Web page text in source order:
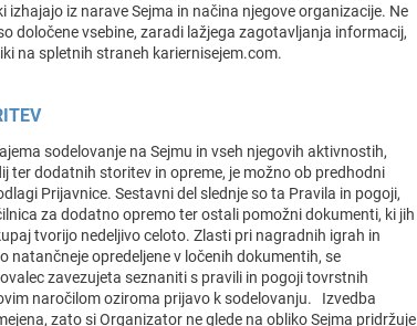
izhajajo iz narave Sejma in načina njegove organizacije. Ne
določene vsebine, zaradi lažjega zagotavljanja informacij,
na spletnih straneh kariernisejem.com.
sodelovanje na Sejmu in vseh njegovih aktivnostih,
ter dodatnih storitev in opreme, je možno ob predhodni
Prijavnice. Sestavni del slednje so ta Pravila in pogoji,
za dodatno opremo ter ostali pomožni dokumenti, ki jih
tvorijo nedeljivo celoto. Zlasti pri nagradnih igrah in
natančneje opredeljene v ločenih dokumentih, se
zavezujeta seznaniti s pravili in pogoji tovrstnih
naročilom oziroma prijavo k sodelovanju. Izvedba
zato si Organizator ne glede na obliko Sejma pridržuje